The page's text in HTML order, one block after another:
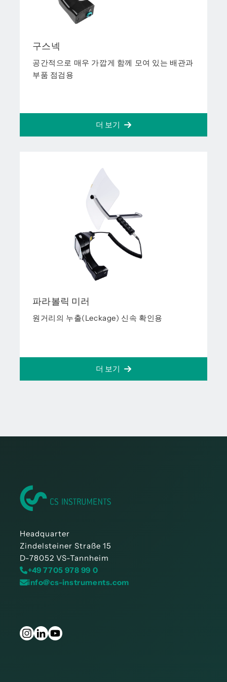
구스넥
공간적으로 매우 가깝게 함께 모여 있는 배관과
부품 점검용
더 보기
파라볼릭 미러
원거리의 누출(Leckage) 신속 확인용
더 보기
Headquarter
Zindelsteiner Straße 15
D-78052 VS-Tannheim
+49 7705 978 99 0
info@cs-instruments.com